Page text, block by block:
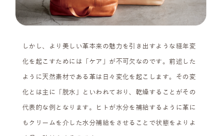
しかし、より美しい革本来の魅力を引き出すような経年変
化を起こすためには「ケア」が不可欠なのです。前述した
ように天然素材である革は日々変化を起こします。その変
化とは主に「脱水」といわれており、乾燥することがその
代表的な例となります。ヒトが水分を補給するように革に
もクリームを介した水分補給をさせることで状態をよりよ